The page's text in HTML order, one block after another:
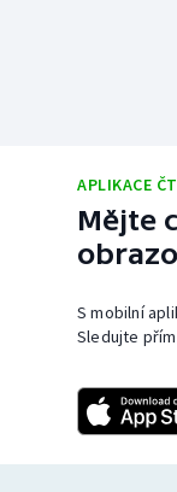
APLIKACE
Mějte
S mobilní
Sledujte